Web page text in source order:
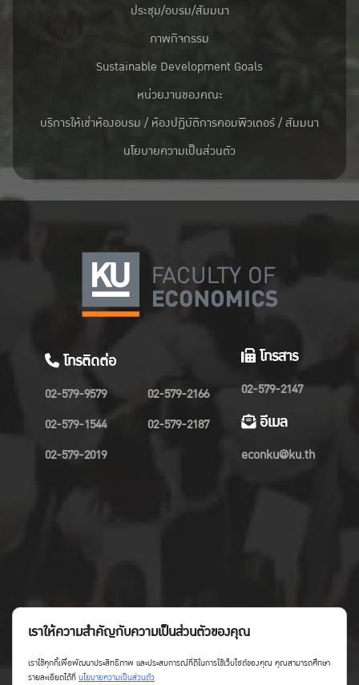
ประชุม/อบรม/สัมมนา
ภาพกิจกรรม
Sustainable Development Goals
หน่วยงานของคณะ
บริการให้เช่าห้องอบรม / ห้องปฏิบัติการคอมพิวเตอร์ / สัมมนา
นโยบายความเป็นส่วนตัว
โทรติดต่อ
02-579-9579
02-579-1544
02-579-2019
02-579-2166
02-579-2187
โทรสาร
02-579-2147
อีเมล
econku@ku.th
เราให้ความสำคัญกับความเป็นส่วนตัวของคุณ
เราใช้คุกกี้เพื่อพัฒนาประสิทธิภาพ และประสบการณ์ที่ดีในการใช้เว็บไซต์ของคุณ คุณสามารถศึกษา
รายละเอียดได้ที่นโยบายความเป็นส่วนตัว